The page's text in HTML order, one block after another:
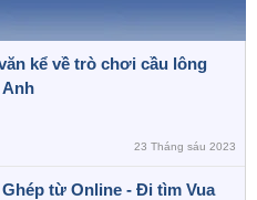
kể về trò chơi cầu lông
23 Tháng sáu 2023
từ Online - Đi tìm Vua